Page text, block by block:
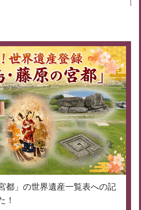
都」の世界遺産一覧表への記
！